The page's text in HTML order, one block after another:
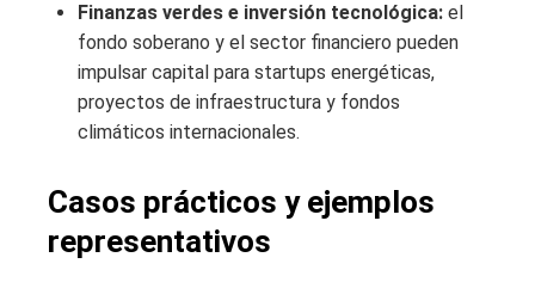
Finanzas verdes e inversión tecnológica: el
fondo soberano y el sector financiero pueden
impulsar capital para startups energéticas,
proyectos de infraestructura y fondos
climáticos internacionales.
Casos prácticos y ejemplos
representativos